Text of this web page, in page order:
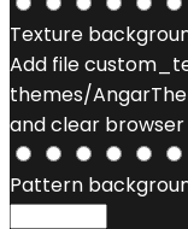
Texture
Add file
themes/
and clear
Pattern